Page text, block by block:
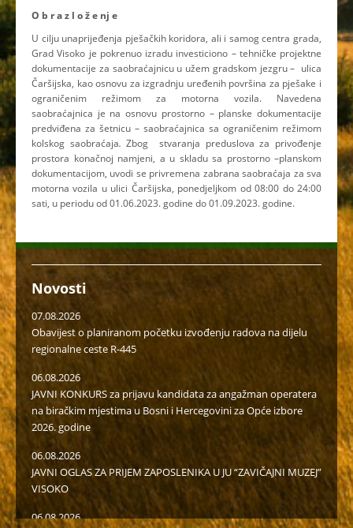
O b r a z l o ž e nj e
U cilju unaprijeđenja pješačkih koridora, ali i samog centra grada,
Grad Visoko je pokrenuo izradu investiciono – tehničke projektne
dokumentacije za saobraćajnicu u užem gradskom jezgru – ulica
Čaršijska, kao osnovu za izgradnju uređenih površina za pješake i
ograničenim režimom za motorna vozila. Navedena
saobraćajnica je na osnovu prostorno – planske dokumentacije
predviđena za šetnicu – saobraćajnica sa ograničenim režimom
kolskog saobraćaja.Zbog
stvaranja preduslova za privođenje
prostora konačnoj namjeni, a u skladu sa prostorno –planskom
dokumentacijom, uvodi se privremena zabrana saobraćaja za sva
motorna vozila u ulici Čaršijska, ponedjeljkom od 08:00 do 24:00
sati, u periodu od 01.06.2023. godine do 01.09.2023. godine.
Novosti
07.08.2026
Obavijest o planiranom početku izvođenju radova na dijelu
regionalne ceste R-445
06.08.2026
JAVNI KONKURS za prijavu kandidata za angažman operatera
na biračkim mjestima u Bosni i Hercegovini za Opće izbore
2026. godine
06.08.2026
JAVNI OGLAS ZA PRIJEM ZAPOSLENIKA U JU “ZAVIČAJNI MUZEJ”
VISOKO
06.08.2026